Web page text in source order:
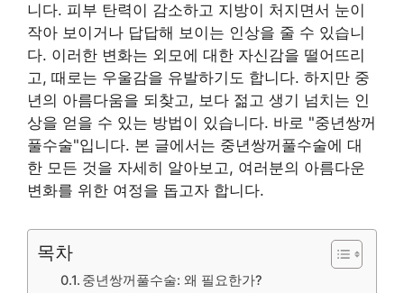
니다. 피부 탄력이 감소하고 지방이 처지면서 눈이
작아 보이거나 답답해 보이는 인상을 줄 수 있습니
다. 이러한 변화는 외모에 대한 자신감을 떨어뜨리
고, 때로는 우울감을 유발하기도 합니다. 하지만 중
년의 아름다움을 되찾고, 보다 젊고 생기 넘치는 인
상을 얻을 수 있는 방법이 있습니다. 바로 "중년쌍꺼
풀수술"입니다. 본 글에서는 중년쌍꺼풀수술에 대
한 모든 것을 자세히 알아보고, 여러분의 아름다운
변화를 위한 여정을 돕고자 합니다.
목차
중년쌍꺼풀수술: 왜 필요한가?